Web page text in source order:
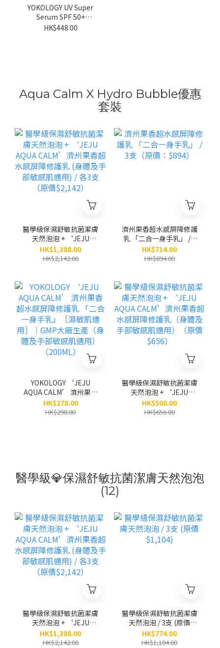
YOKOLOGY UV Super
Serum SPF 50+
PA++++│超爽無感型•
HK$448.00
Aqua Calm X Hydro Bubble優惠
套裝
醫學級保濕舒敏抗菌潔膚
天然泡泡 + ‘JEJU
AQUA CALM’濟州果香
超水感屏障修護乳 (身體
HK$1,388.00
HK$2,142.00
濟州果香超水感屏障修護
乳 「二合一身手乳」 / 3
支（原價：$894）
HK$714.00
HK$894.00
YOKOLOGY ‘JEJU
AQUA CALM’ 濟州果香
超水感屏障修護乳 「二
合一身手乳」［濕敏肌適
HK$278.00
HK$298.00
醫學級保濕舒敏抗菌潔膚
天然泡泡 + ‘JEJU
AQUA CALM’濟州果香
超水感屏障修護乳（身體
HK$508.00
HK$656.00
醫學級💎保濕舒敏抗菌潔膚天然泡泡
(12)
醫學級保濕舒敏抗菌潔膚
天然泡泡 + ‘JEJU
AQUA CALM’濟州果香
超水感屏障修護乳 (身體
HK$1,388.00
HK$2,142.00
醫學級保濕舒敏抗菌潔膚
天然泡泡 / 3支 (原價
$1,104)
HK$774.00
HK$1,104.00